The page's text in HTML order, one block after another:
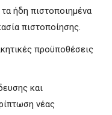
ήδη πιστοποιημένα
πιστοποίησης.
προϋποθέσεις
και
νέας